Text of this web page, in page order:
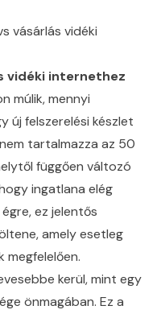
vásárlás vidéki
vidéki internethez
múlik, mennyi
új felszerelési készlet
tartalmazza az 50
függően változó
ingatlana elég
ez jelentős
amely esetleg
megfelelően.
kerül, mint egy
önmagában. Ez a